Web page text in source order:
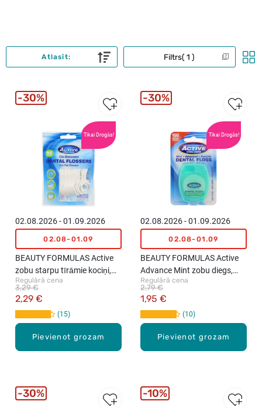
Filtrs 1
Atlasīt:
Tikai Drogās!
Pievienot grozam
02.08.2026 - 01.09.2026
02.08-01.09
BEAUTY FORMULAS Active
zobu starpu tīrāmie kociņi,
50gab.
Regulārā cena
2,29 €
3,29 €
15
30%
Tikai Drogās!
Pievienot grozam
02.08.2026 - 01.09.2026
02.08-01.09
BEAUTY FORMULAS Active
Advance Mint zobu diegs,
100m
Regulārā cena
1,95 €
2,79 €
10
30%
30% 10%